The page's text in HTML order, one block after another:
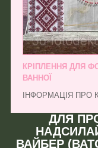
КРІПЛЕННЯ ДЛЯ
ВАННОЇ
ІНФОРМАЦІЯ ПРО
ДЛЯ
ВАЙБЕР